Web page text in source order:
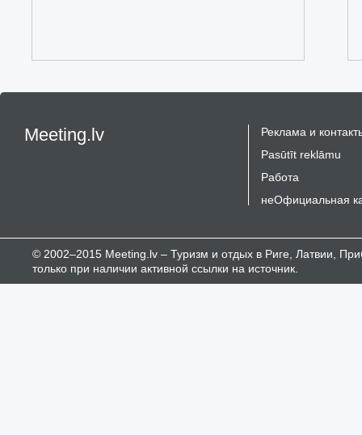
Meeting.lv
Реклама и
Pasūtīt reklāmu
Работа
неОфициальная
© 2002–2015 Meeting.lv – Туризм и отдых в Риге, Латвии,
только при наличии активной ссылки на источник.